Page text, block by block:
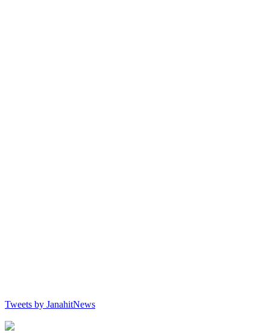
Tweets by JanahitNews